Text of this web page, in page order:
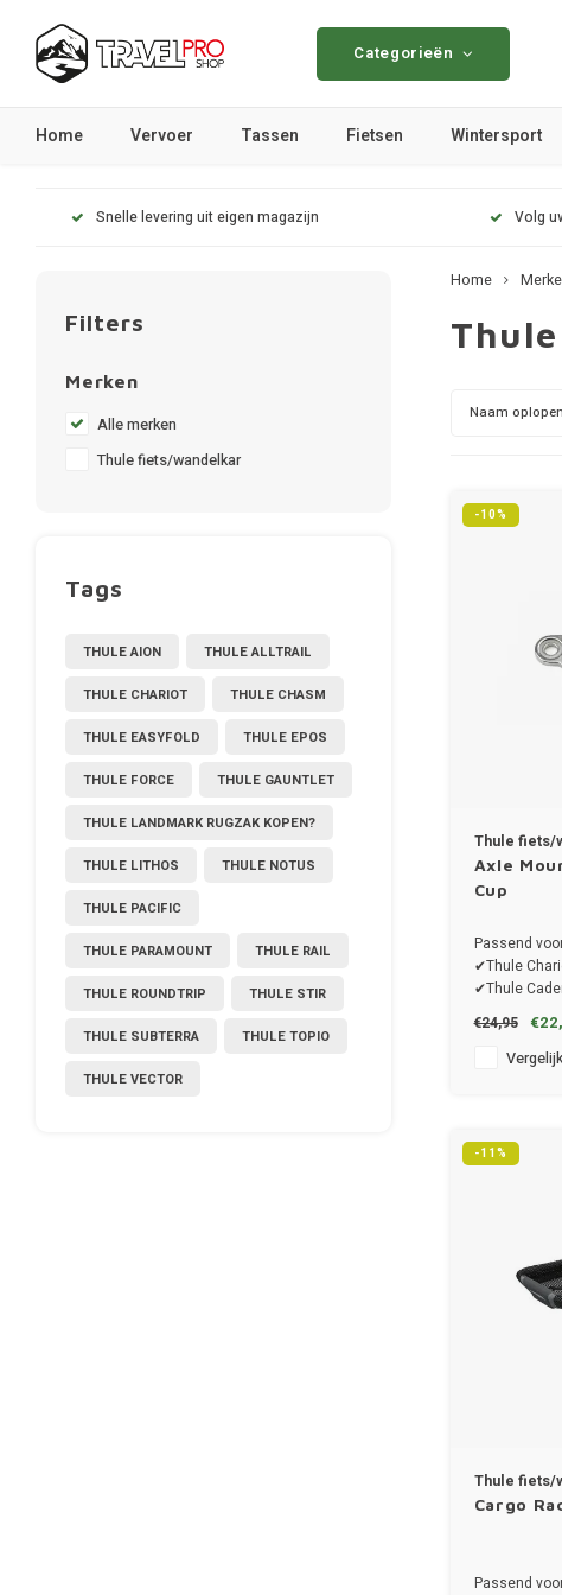
Categorieën
Home Vervoer Tassen Fietsen Wintersport
Snelle levering uit eigen magazijn Volg
Filters
Merken
Alle merken
Thule fiets/wandelkar
Tags
THULE AION THULE ALLTRAIL
THULE CHARIOT THULE CHASM
THULE EASYFOLD THULE EPOS
THULE FORCE THULE GAUNTLET
THULE LANDMARK RUGZAK KOPEN?
THULE LITHOS THULE NOTUS
THULE PACIFIC
THULE PARAMOUNT THULE RAIL
THULE ROUNDTRIP THULE STIR
THULE SUBTERRA THULE TOPIO
THULE VECTOR
Home
Naam
-10%
Thule fiets/
Axle
Cup
Passend
✔Thule
✔Thule
✔Thule
✔Thule
€24,95
Vergelijk
-11%
Thule fiets/
Cargo
Passend